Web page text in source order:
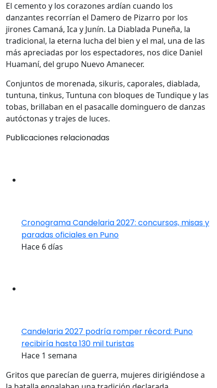
El cemento y los corazones ardían cuando los
danzantes recorrían el Damero de Pizarro por los
jirones Camaná, Ica y Junín. La Diablada Puneña, la
tradicional, la eterna lucha del bien y el mal, una de las
más apreciadas por los espectadores, nos dice Daniel
Huamaní, del grupo Nuevo Amanecer.
Conjuntos de morenada, sikuris, caporales, diablada,
tuntuna, tinkus, Tuntuna con bloques de Tundique y las
tobas, brillaban en el pasacalle dominguero de danzas
autóctonas y trajes de luces.
Publicaciones relacionadas
Cronograma Candelaria 2027: concursos, misas y
paradas oficiales en Puno
Hace 6 días
Candelaria 2027 podría romper récord: Puno
recibiría hasta 130 mil turistas
Hace 1 semana
Gritos que parecían de guerra, mujeres dirigiéndose a